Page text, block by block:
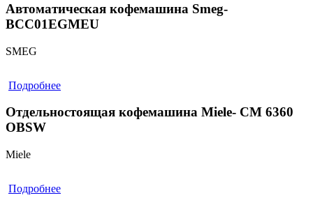
Автоматическая кофемашина Smeg-
BCC01EGMEU
SMEG
Подробнее
Отдельностоящая кофемашина Miele- CM 6360
OBSW
Miele
Подробнее